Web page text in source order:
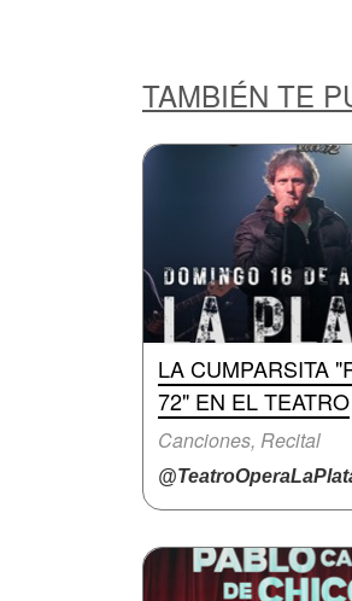
TAMBIÉN TE
LA CUMPARSITA
72" EN EL TEATRO
Canciones, Recital